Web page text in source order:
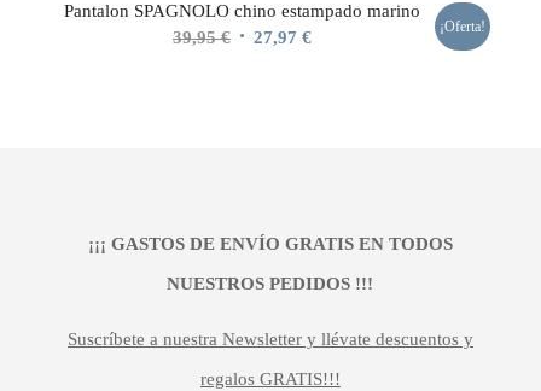
Pantalon SPAGNOLO chino estampado marino
39,95€ El 27,97 €El
¡Oferta!
¡¡¡ GASTOS DE ENVÍO GRATIS EN TODOS
NUESTROS PEDIDOS !!!
Suscríbete a nuestra Newsletter y llévate descuentos y
regalos GRATIS!!!